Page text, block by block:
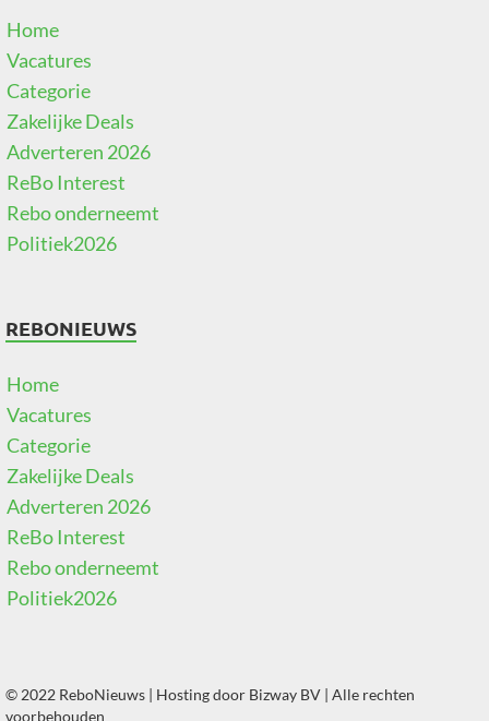
Home
Vacatures
Categorie
Zakelijke Deals
Adverteren 2026
ReBo Interest
Rebo onderneemt
Politiek2026
REBONIEUWS
Home
Vacatures
Categorie
Zakelijke Deals
Adverteren 2026
ReBo Interest
Rebo onderneemt
Politiek2026
© 2022 ReboNieuws | Hosting door Bizway BV | Alle rechten
voorbehouden